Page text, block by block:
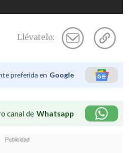
Llévatelo:
preferida en Google
canal de Whatsapp